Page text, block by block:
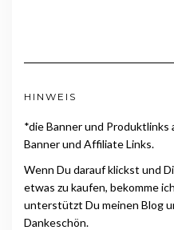
HINWEIS
*die Banner und
Banner und Affiliate Links.
Wenn Du darauf klickst und
etwas zu kaufen, bekomme
unterstützt Du meinen Blog
Dankeschön.